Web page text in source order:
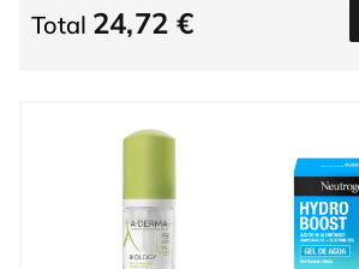
Total 24,72 €